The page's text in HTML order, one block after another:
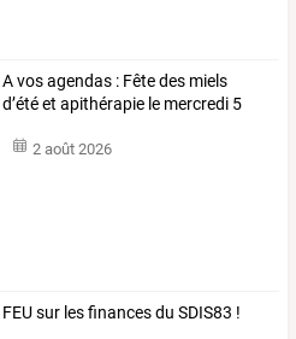
A vos agendas : Fête des miels
d’été et apithérapie le mercredi 5
2 août 2026
FEU sur les finances du SDIS83 !